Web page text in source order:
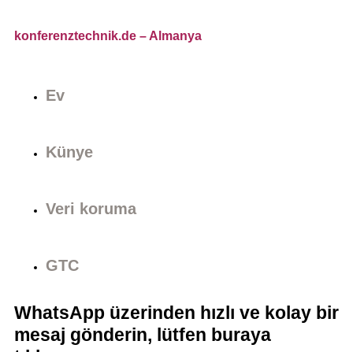
konferenztechnik.de – Almanya
Ev
Künye
Veri koruma
GTC
WhatsApp üzerinden hızlı ve kolay bir
mesaj gönderin, lütfen buraya